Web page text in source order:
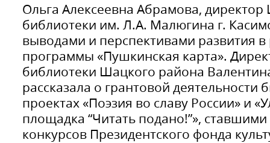
Ольга Алексеевна Абрамова,
библиотеки им. Л.А. Малюгина г.
выводами и перспективами развития
программы «Пушкинская карта».
библиотеки Шацкого района
рассказала о грантовой деятельности
проектах «Поэзия во славу России» и
площадка “Читать подано!”»,
конкурсов Президентского фонда